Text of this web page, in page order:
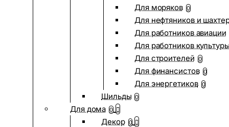
Для моряков 0
Для нефтяников и
Для работников авиации
Для работников
Для строителей 0
Для финансистов 0
Для энергетиков 0
Шильды 0
Для дома 0
Декор 0